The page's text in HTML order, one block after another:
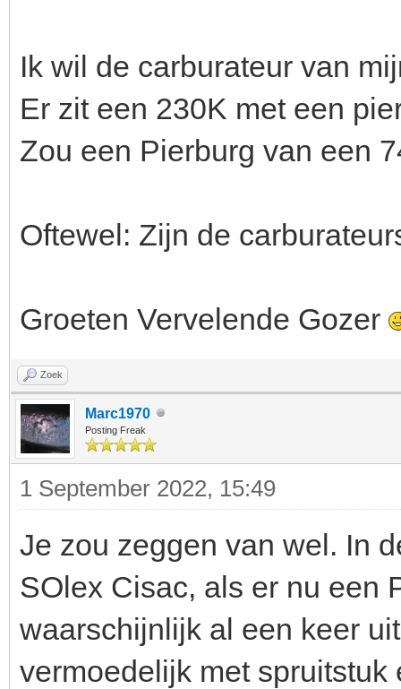
Ik wil de carburateur van
Er zit een 230K met een
Zou een Pierburg van een
Oftewel: Zijn de
Groeten Vervelende Gozer
Zoek
Marc1970
Posting Freak
1 September 2022, 15:49
Je zou zeggen van wel. In
SOlex Cisac, als er nu een
waarschijnlijk al een keer
vermoedelijk met spruitstuk